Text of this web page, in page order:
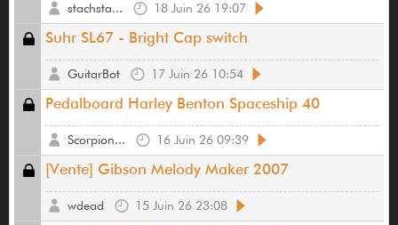
18 Juin 26 19:07
stachsta...
Suhr SL67 - Bright Cap switch
17 Juin 26 10:54
GuitarBot
Pedalboard Harley Benton Spaceship 40
16 Juin 26 09:39
Scorpion...
[Vente] Gibson Melody Maker 2007
15 Juin 26 23:08
wdead